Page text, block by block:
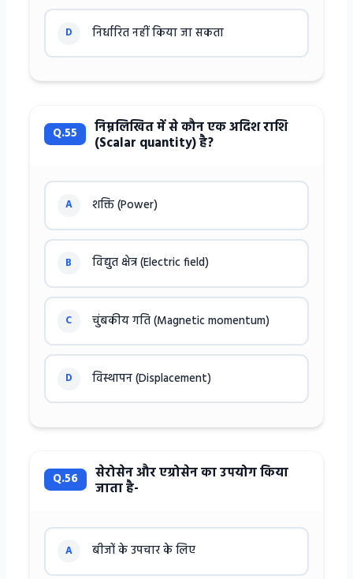
D निर्धारित नहीं किया जा सकता
Q.55 निम्नलिखित में से कौन एक अदिश राशि
(Scalar quantity) है?
A शक्ति (Power)
B विद्युत क्षेत्र (Electric field)
C चुंबकीय गति (Magnetic momentum)
D विस्थापन (Displacement)
Q.56 सेरोसेन और एग्रोसेन का उपयोग किया
जाता है-
A बीजों के उपचार के लिए